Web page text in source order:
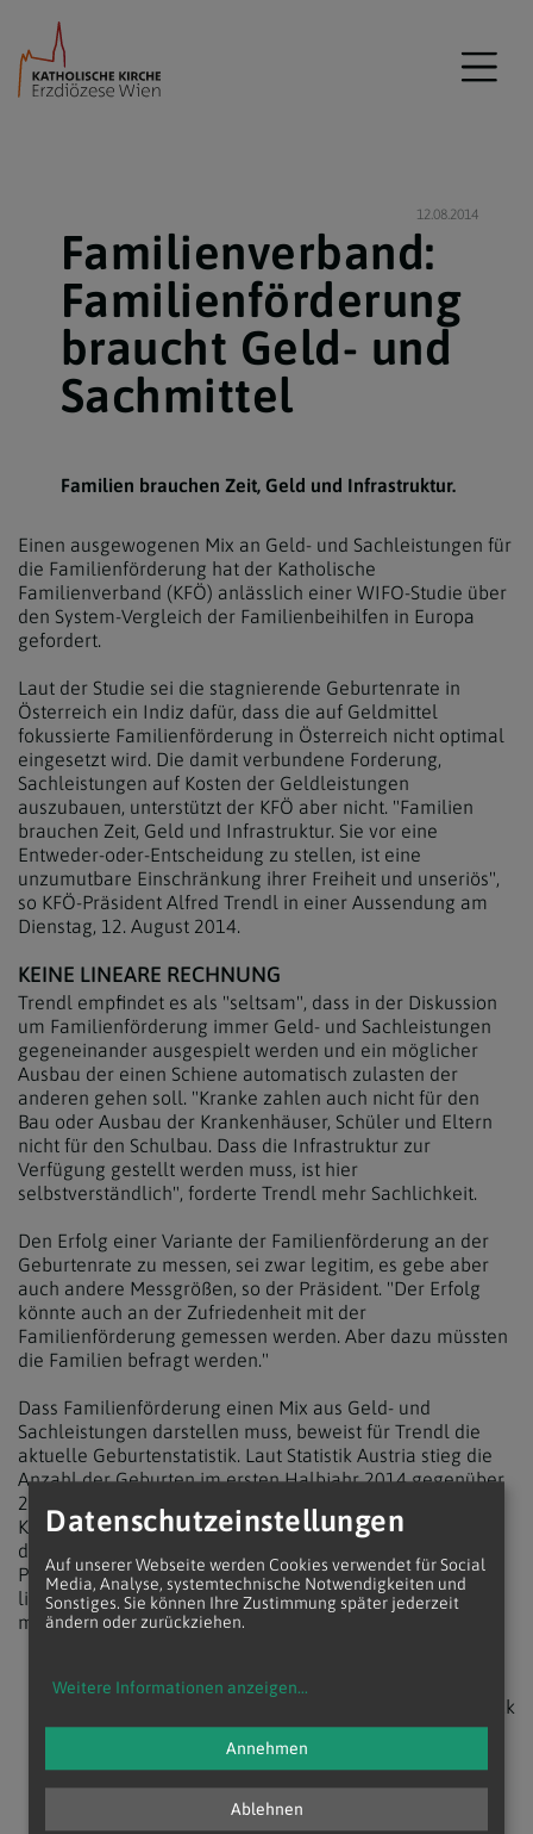
12.08.2014
Familienverband:
Familienförderung
braucht Geld- und
Sachmittel
Familien brauchen Zeit, Geld und Infrastruktur.
Einen ausgewogenen Mix an Geld- und Sachleistungen für
die Familienförderung hat der Katholische
Familienverband (KFÖ) anlässlich einer WIFO-Studie über
den System-Vergleich der Familienbeihilfen in Europa
gefordert.
Laut der Studie sei die stagnierende Geburtenrate in
Österreich ein Indiz dafür, dass die auf Geldmittel
fokussierte Familienförderung in Österreich nicht optimal
eingesetzt wird. Die damit verbundene Forderung,
Sachleistungen auf Kosten der Geldleistungen
auszubauen, unterstützt der KFÖ aber nicht. "Familien
brauchen Zeit, Geld und Infrastruktur. Sie vor eine
Entweder-oder-Entscheidung zu stellen, ist eine
unzumutbare Einschränkung ihrer Freiheit und unseriös",
so KFÖ-Präsident Alfred Trendl in einer Aussendung am
Dienstag, 12. August 2014.
KEINE LINEARE RECHNUNG
Trendl empfindet es als "seltsam", dass in der Diskussion
um Familienförderung immer Geld- und Sachleistungen
gegeneinander ausgespielt werden und ein möglicher
Ausbau der einen Schiene automatisch zulasten der
anderen gehen soll. "Kranke zahlen auch nicht für den
Bau oder Ausbau der Krankenhäuser, Schüler und Eltern
nicht für den Schulbau. Dass die Infrastruktur zur
Verfügung gestellt werden muss, ist hier
selbstverständlich", forderte Trendl mehr Sachlichkeit.
Den Erfolg einer Variante der Familienförderung an der
Geburtenrate zu messen, sei zwar legitim, es gebe aber
auch andere Messgrößen, so der Präsident. "Der Erfolg
könnte auch an der Zufriedenheit mit der
Familienförderung gemessen werden. Aber dazu müssten
die Familien befragt werden."
Dass Familienförderung einen Mix aus Geld- und
Sachleistungen darstellen muss, beweist für Trendl die
aktuelle Geburtenstatistik. Laut Statistik Austria stieg die
Anzahl der Geburten im ersten Halbjahr 2014 gegenüber
2013 um 3,9 Prozent. "Just in jenem Bundesland, in dem
Kinderkrippe und Kindergarten gratis sind, in Wien, stieg
die Geburtenzahl aber unterdurchschnittlich", sagt der
Präsident des Katholischen Familienverbandes. "Die
lineare Rechnung: Ausbau der Sachleistungen ist gleich
mehr Kinder geht offenbar nicht auf."
zurück
Datenschutzeinstellungen
Auf unserer Webseite werden Cookies verwendet für Social
Media, Analyse, systemtechnische Notwendigkeiten und
Sonstiges. Sie können Ihre Zustimmung später jederzeit
ändern oder zurückziehen.
Weitere Informationen anzeigen...
Ablehnen
Annehmen